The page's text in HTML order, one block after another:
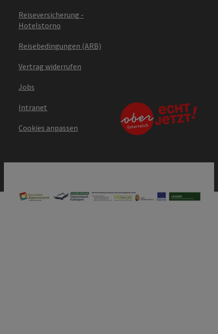
Reiseversicherung -
Hotelstorno
Reisebedingungen (ARB)
Vertrag widerrufen
Jobs
Intranet
Cookies anpassen